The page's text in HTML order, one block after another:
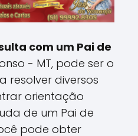
com um Pai de
- MT, pode ser o
resolver diversos
orientação
de um Pai de
pode obter